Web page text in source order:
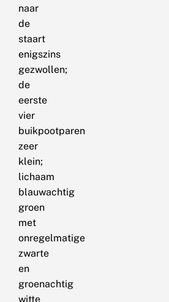
naar
de
staart
enigszins
gezwollen;
de
eerste
vier
buikpootparen
zeer
klein;
lichaam
blauwachtig
groen
met
onregelmatige
zwarte
en
groenachtig
witte